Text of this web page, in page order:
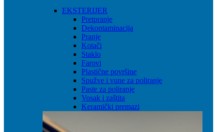
EKSTERIJER
Pretpranje
Dekontaminacija
Pranje
Kotači
Staklo
Farovi
Plastične površine
Spužve i vune za poliranje
Paste za poliranje
Vosak i zaštita
Keramički premazi